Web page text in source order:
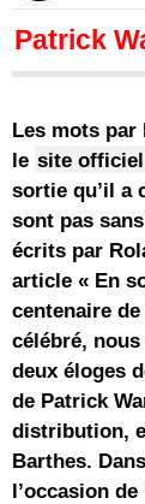
Patrick
Les mots par
le site
sortie qu’il a
sont pas
écrits par
article « En
centenaire
célébré,
deux éloges
de Patrick
distribution,
Barthes.
l’occasion